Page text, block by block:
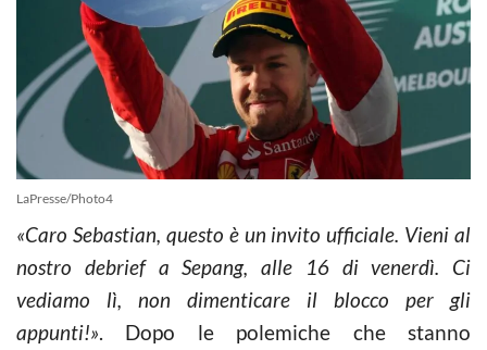
LaPresse/Photo4
«Caro Sebastian, questo è un invito ufficiale. Vieni al
nostro debrief a Sepang, alle 16 di venerdì. Ci
vediamo lì, non dimenticare il blocco per gli
appunti!». Dopo le polemiche che stanno